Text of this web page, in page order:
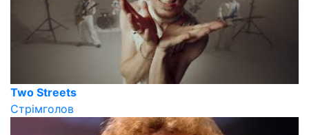
Two Streets
Стрімголов